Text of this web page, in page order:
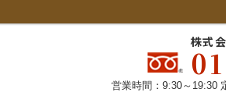
株式
営業時間：9:30～19:30